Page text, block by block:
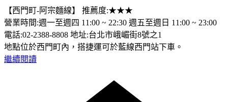
【西門町-阿宗麵線】 推薦度:★★★
營業時間:週一至週四 11:00 ~ 22:30 週五至週日 11:00 ~ 23:00
電話:02-2388-8808 地址:台北市峨嵋街8號之1
地點位於西門町內，搭捷運可於藍線西門站下車。
繼續閱讀